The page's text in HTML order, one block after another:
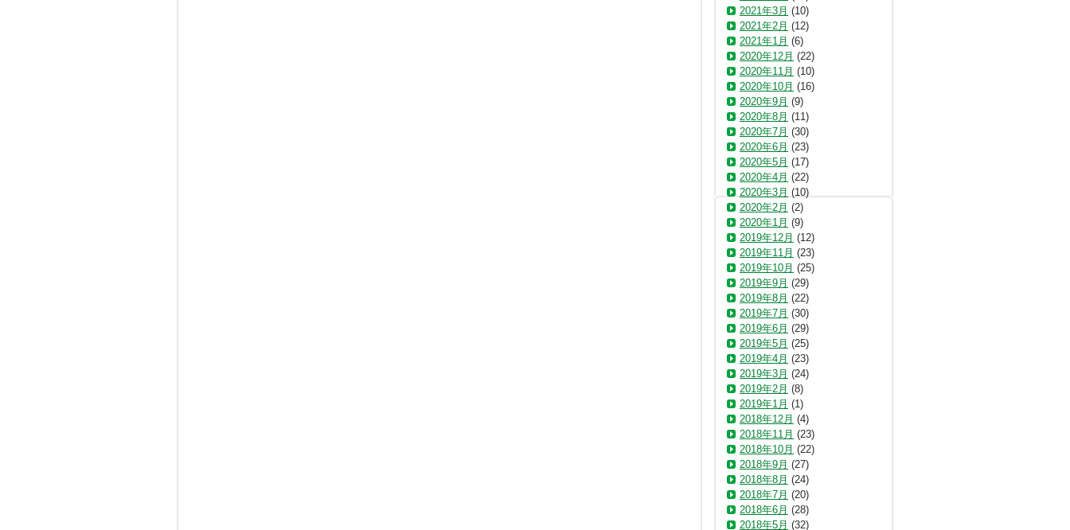
2021年3月 (10)
2021年2月 (12)
2021年1月 (6)
2020年12月 (22)
2020年11月 (10)
2020年10月 (16)
2020年9月 (9)
2020年8月 (11)
2020年7月 (30)
2020年6月 (23)
2020年5月 (17)
2020年4月 (22)
2020年3月 (10)
2020年2月 (2)
2020年1月 (9)
2019年12月 (12)
2019年11月 (23)
2019年10月 (25)
2019年9月 (29)
2019年8月 (22)
2019年7月 (30)
2019年6月 (29)
2019年5月 (25)
2019年4月 (23)
2019年3月 (24)
2019年2月 (8)
2019年1月 (1)
2018年12月 (4)
2018年11月 (23)
2018年10月 (22)
2018年9月 (27)
2018年8月 (24)
2018年7月 (20)
2018年6月 (28)
2018年5月 (32)